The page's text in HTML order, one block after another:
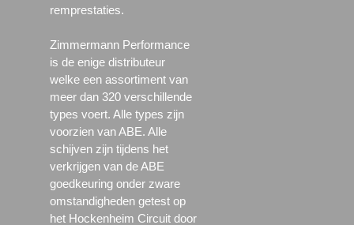
remprestaties.
Zimmermann Performance
is de enige distributeur
welke een assortiment van
meer dan 320 verschillende
types voert. Alle types zijn
voorzien van ABE. Alle
schijven zijn tijdens het
verkrijgen van de ABE
goedkeuring onder zware
omstandigheden getest op
het Hockenheim Circuit door